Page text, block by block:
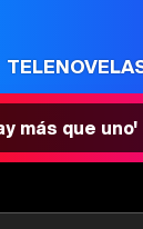
más que uno'